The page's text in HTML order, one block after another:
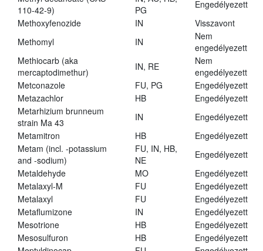
110-42-9)
PG
Engedélyezett
Methoxyfenozide
IN
Visszavont
Methomyl
IN
Nem
engedélyezett
Methiocarb (aka
mercaptodimethur)
IN, RE
Nem
engedélyezett
Metconazole
FU, PG
Engedélyezett
Metazachlor
HB
Engedélyezett
Metarhizium brunneum
strain Ma 43
IN
Engedélyezett
Metamitron
HB
Engedélyezett
Metam (incl. -potassium
and -sodium)
FU, IN, HB,
NE
Engedélyezett
Metaldehyde
MO
Engedélyezett
Metalaxyl-M
FU
Engedélyezett
Metalaxyl
FU
Engedélyezett
Metaflumizone
IN
Engedélyezett
Mesotrione
HB
Engedélyezett
Mesosulfuron
HB
Engedélyezett